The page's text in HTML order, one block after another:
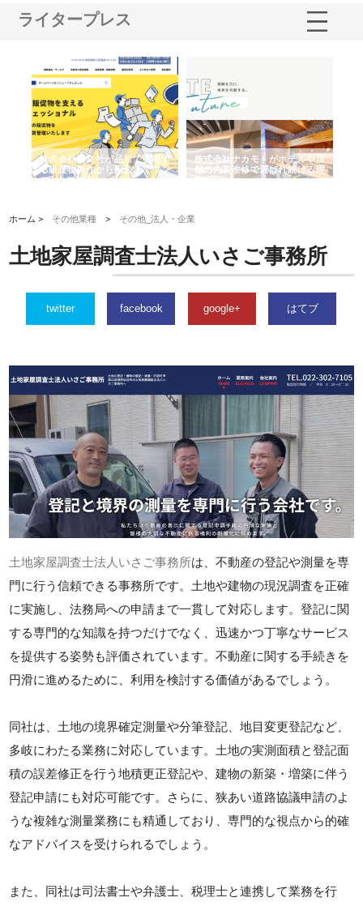
ライタープレス
株式会社耕文社が品川で実現す
る販促物製作から配送までワン
ストップ対応
株式会社ナカモトがホテルや店
舗の内装改修で選ばれ続ける理
由
ホーム > その他業種 > その他_法人・企業
土地家屋調査士法人いさご事務所
twitter facebook google+ はてブ
土地家屋調査士法人いさご事務所は、不動産の登記や測量を専
門に行う信頼できる事務所です。土地や建物の現況調査を正確
に実施し、法務局への申請まで一貫して対応します。登記に関
する専門的な知識を持つだけでなく、迅速かつ丁寧なサービス
を提供する姿勢も評価されています。不動産に関する手続きを
円滑に進めるために、利用を検討する価値があるでしょう。
同社は、土地の境界確定測量や分筆登記、地目変更登記など、
多岐にわたる業務に対応しています。土地の実測面積と登記面
積の誤差修正を行う地積更正登記や、建物の新築・増築に伴う
登記申請にも対応可能です。さらに、狭あい道路協議申請のよ
うな複雑な測量業務にも精通しており、専門的な視点から的確
なアドバイスを受けられるでしょう。
また、同社は司法書士や弁護士、税理士と連携して業務を行